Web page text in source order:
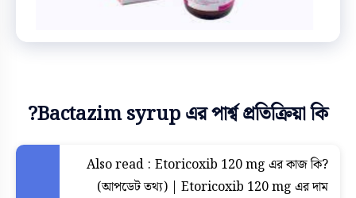
Bactazim syrup এর পার্শ্ব প্রতিক্রিয়া কি?
Also read : Etoricoxib 120 mg এর কাজ কি?
(আপডেট তথ্য) | Etoricoxib 120 mg এর দাম